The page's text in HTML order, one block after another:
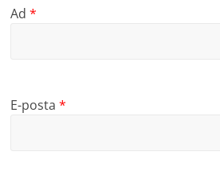
Ad*
E-posta*